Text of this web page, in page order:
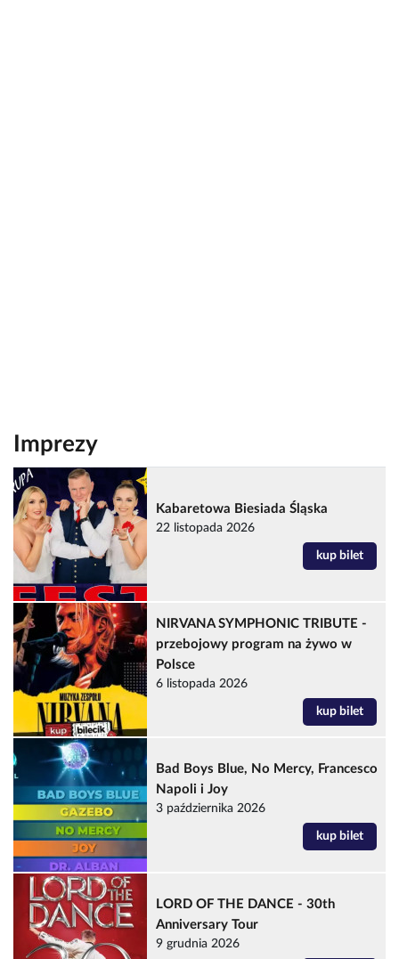
Imprezy
Kabaretowa Biesiada Śląska
22 listopada 2026
kup bilet
NIRVANA SYMPHONIC TRIBUTE -
przebojowy program na żywo w
Polsce
6 listopada 2026
kup bilet
Bad Boys Blue, No Mercy, Francesco
Napoli i Joy
3 października 2026
kup bilet
LORD OF THE DANCE - 30th
Anniversary Tour
9 grudnia 2026